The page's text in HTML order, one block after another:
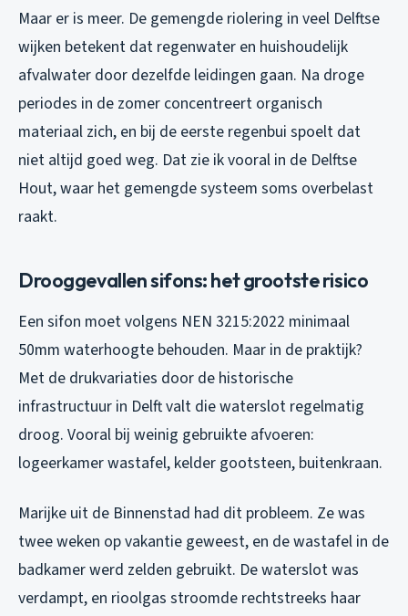
Maar er is meer. De gemengde riolering in veel Delftse
wijken betekent dat regenwater en huishoudelijk
afvalwater door dezelfde leidingen gaan. Na droge
periodes in de zomer concentreert organisch
materiaal zich, en bij de eerste regenbui spoelt dat
niet altijd goed weg. Dat zie ik vooral in de Delftse
Hout, waar het gemengde systeem soms overbelast
raakt.
Drooggevallen sifons: het grootste risico
Een sifon moet volgens NEN 3215:2022 minimaal
50mm waterhoogte behouden. Maar in de praktijk?
Met de drukvariaties door de historische
infrastructuur in Delft valt die waterslot regelmatig
droog. Vooral bij weinig gebruikte afvoeren:
logeerkamer wastafel, kelder gootsteen, buitenkraan.
Marijke uit de Binnenstad had dit probleem. Ze was
twee weken op vakantie geweest, en de wastafel in de
badkamer werd zelden gebruikt. De waterslot was
verdampt, en rioolgas stroomde rechtstreeks haar